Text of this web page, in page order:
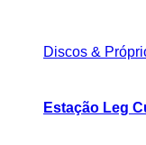
Discos &
Estação Leg